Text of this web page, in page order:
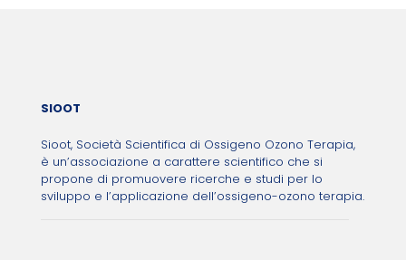
SIOOT
Sioot, Società Scientifica di Ossigeno Ozono Terapia,
è un’associazione a carattere scientifico che si
propone di promuovere ricerche e studi per lo
sviluppo e l’applicazione dell’ossigeno-ozono terapia.